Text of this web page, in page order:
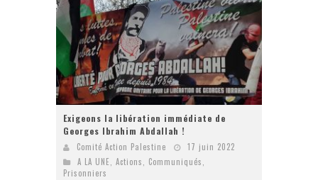
Exigeons la libération immédiate de
Georges Ibrahim Abdallah !
Comité Action Palestine
17 juin 2022
A LA UNE
Actions Communiqués
Prisonniers